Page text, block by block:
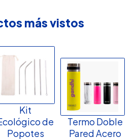
más vistos
Kit
de
Popotes
Termo Doble
Pared Acero